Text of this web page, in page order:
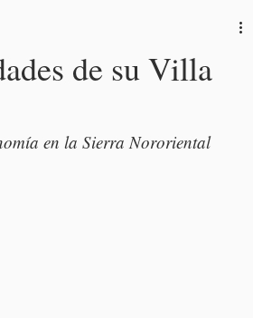
de su Villa
en la Sierra Nororiental